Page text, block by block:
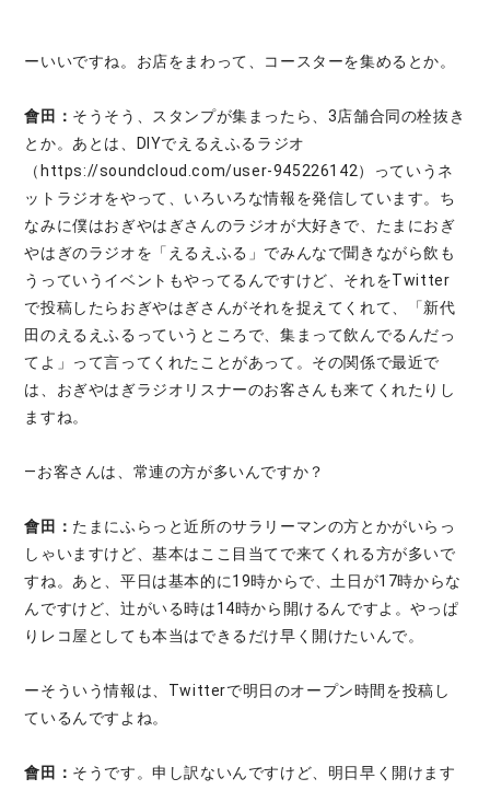
ーいいですね。お店をまわって、コースターを集めるとか。
會田： そうそう、スタンプが集まったら、3店舗合同の栓抜き
とか。あとは、DIYでえるえふるラジオ
（https://soundcloud.com/user-945226142）っていうネ
ットラジオをやって、いろいろな情報を発信しています。ち
なみに僕はおぎやはぎさんのラジオが大好きで、たまにおぎ
やはぎのラジオを「えるえふる」でみんなで聞きながら飲も
うっていうイベントもやってるんですけど、それをTwitter
で投稿したらおぎやはぎさんがそれを捉えてくれて、「新代
田のえるえふるっていうところで、集まって飲んでるんだっ
てよ」って言ってくれたことがあって。その関係で最近で
は、おぎやはぎラジオリスナーのお客さんも来てくれたりし
ますね。
—お客さんは、常連の方が多いんですか？
會田： たまにふらっと近所のサラリーマンの方とかがいらっ
しゃいますけど、基本はここ目当てで来てくれる方が多いで
すね。あと、平日は基本的に19時からで、土日が17時からな
んですけど、辻がいる時は14時から開けるんですよ。やっぱ
りレコ屋としても本当はできるだけ早く開けたいんで。
ーそういう情報は、Twitterで明日のオープン時間を投稿し
ているんですよね。
會田： そうです。申し訳ないんですけど、明日早く開けます